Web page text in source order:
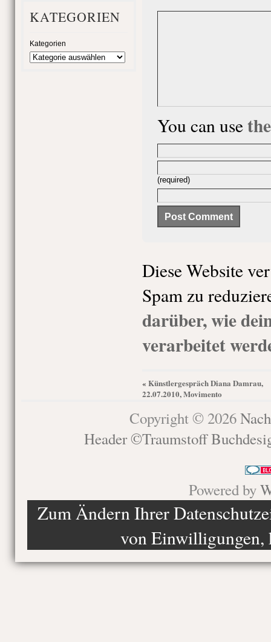
KATEGORIEN
Kategorien
You can use
(required)
Diese Website
Spam zu
darüber, wie
verarbeitet
« Künstlergespräch Diana Damrau,
22.07.2010, Movimento
Copyright © 2026
Header ©Traumstoff
Powered by
Zum Ändern Ihrer
von